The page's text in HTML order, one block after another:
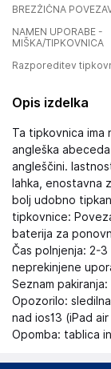
BREZŽIČNA
NAMEN UPORABE -
MIŠKA/TIPKOVNICA
Razporeditev
Opis izdelka
Ta tipkovnica ima
angleška
angleščini.
lahka, enostavna
bolj udobno
tipkovnice:
baterija za
Čas polnjenja: 2-
neprekinjene
Seznam
Opozorilo:
nad ios13 (iPad
Opomba: tablica